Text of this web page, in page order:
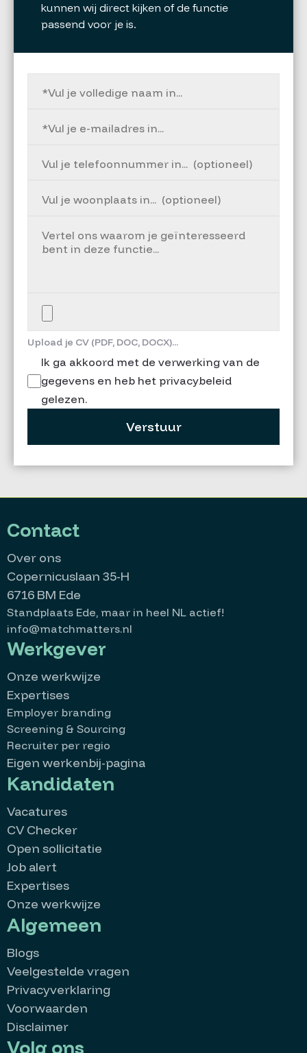
kunnen wij direct kijken of de functie
passend voor je is.
Upload je CV (PDF, DOC, DOCX)...
Ik ga akkoord met de verwerking van de
gegevens en heb het privacybeleid
gelezen.
Verstuur
Contact
Over ons
Copernicuslaan 35-H
6716 BM Ede
Standplaats Ede, maar in heel NL actief!
info@matchmatters.nl
Werkgever
Onze werkwijze
Expertises
Employer branding
Screening & Sourcing
Recruiter per regio
Eigen werkenbij-pagina
Kandidaten
Vacatures
CV Checker
Open sollicitatie
Job alert
Expertises
Onze werkwijze
Algemeen
Blogs
Veelgestelde vragen
Privacyverklaring
Voorwaarden
Disclaimer
Volg ons